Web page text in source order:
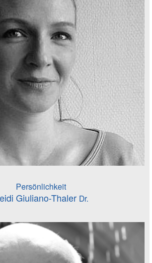
Persönlichkeit
Giuliano-Thaler Dr.